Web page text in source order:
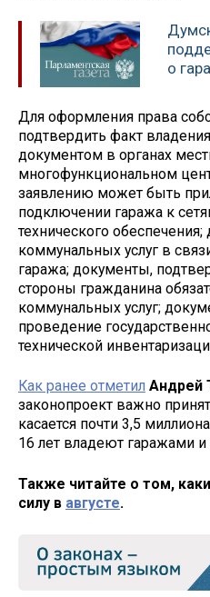
о
Для оформления права
подтвердить факт
документом в органах
многофункциональном
заявлению может быть
подключении гаража к
технического обеспечения;
коммунальных услуг в
гаража; документы,
стороны гражданина
коммунальных услуг;
проведение
технической
Как ранее отметил Андрей
законопроект важно
касается почти 3,5
16 лет владеют гаражами
Также читайте о том,
силу в августе.